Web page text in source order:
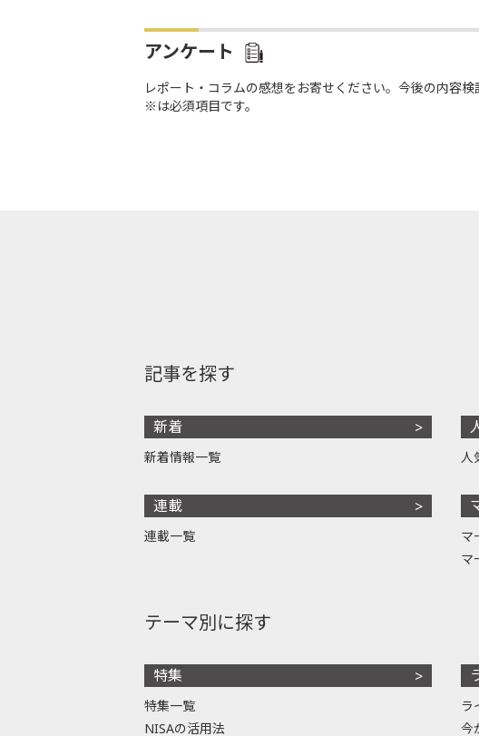
アンケート
レポート・コラムの感想をお寄せください。今後の内容検
※は必須項目です。
記事を探す
新着
新着情報一覧
連載
連載一覧
人
マ
マ
テーマ別に探す
特集
特集一覧
NISAの活用法
ラ
今